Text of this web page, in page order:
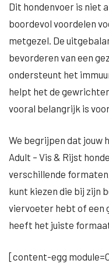
Dit hondenvoer is niet
boordevol voordelen
metgezel. De
bevorderen van een
ondersteunt het
helpt het de
vooral belangrijk is
We begrijpen dat jouw
Adult – Vis & Rijst
verschillende
kunt kiezen die bij zijn
viervoeter hebt of een
heeft het juiste
[content-egg